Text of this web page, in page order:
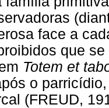
face a
que
Totem et
o
(FREUD,